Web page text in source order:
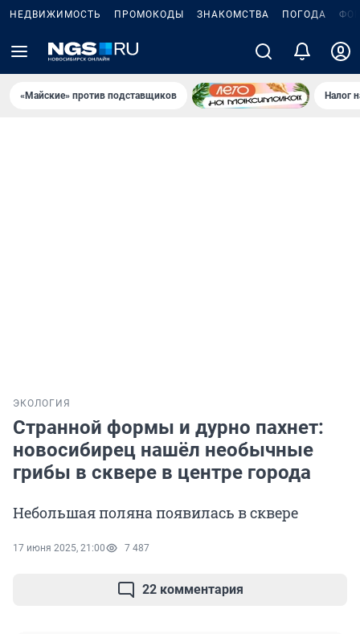
НЕДВИЖИМОСТЬ ПРОМОКОДЫ ЗНАКОМСТВА ПОГОДА
«Майские» против подставщиков Налог
ЭКОЛОГИЯ
Странной формы и дурно пахнет:
новосибирец нашёл необычные
грибы в сквере в центре города
Небольшая поляна появилась в сквере
17 июня 2025, 21:00 7 487
22 комментария